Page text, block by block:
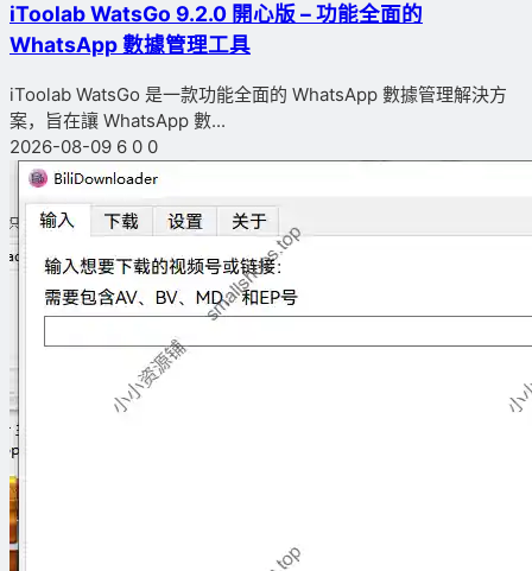
iToolab WatsGo 9.2.0 開心版 – 功能全面的
WhatsApp 數據管理工具
iToolab WatsGo 是一款功能全面的 WhatsApp 數據管理解決方
案，旨在讓 WhatsApp 數...
2026-08-09 6 0 0